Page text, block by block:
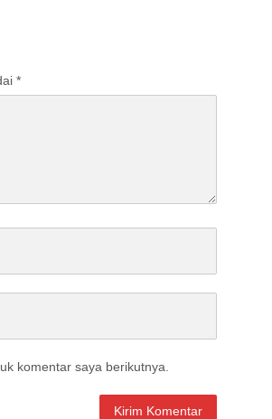
*
komentar saya berikutnya.